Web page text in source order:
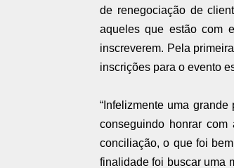
de renegociação de
aqueles que estão com
inscreverem. Pela
inscrições para o evento
“Infelizmente uma
conseguindo honrar
conciliação, o que foi
finalidade foi buscar uma